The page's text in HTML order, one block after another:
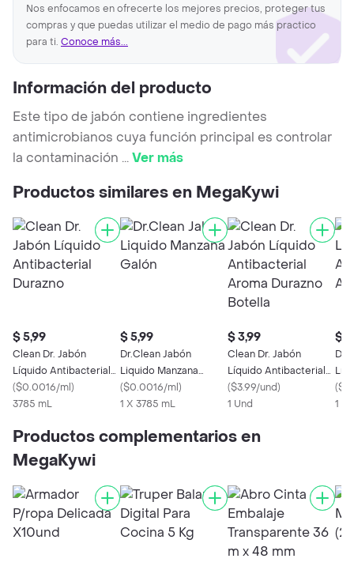
Nos enfocamos en ofrecerte los mejores precios, proteger tus
compras y que puedas utilizar el medio de pago más practico
para ti. Conoce más...
Información del producto
Este tipo de jabón contiene ingredientes
antimicrobianos cuya función principal es controlar
la contaminación ...Ver más
Productos similares en MegaKywi
$ 5,99
Clean Dr. Jabón
Líquido Antibacterial
Durazno
($0.0016/ml)
3785 mL
$ 5,99
Dr.Clean Jabón
Liquido Manzana
Galón
($0.0016/ml)
1 X 3785 mL
$ 3,99
Clean Dr. Jabón
Líquido Antibacterial
Aroma Durazno
Botella
($3.99/und)
1 Und
$
Dr
(
1 X
Productos complementarios en
MegaKywi